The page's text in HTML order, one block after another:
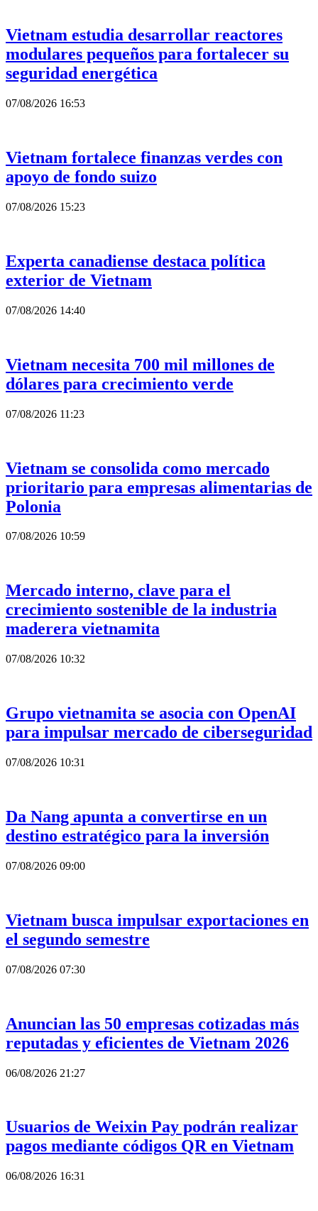
Vietnam estudia desarrollar reactores
modulares pequeños para fortalecer su
seguridad energética
07/08/2026 16:53
Vietnam fortalece finanzas verdes con
apoyo de fondo suizo
07/08/2026 15:23
Experta canadiense destaca política
exterior de Vietnam
07/08/2026 14:40
Vietnam necesita 700 mil millones de
dólares para crecimiento verde
07/08/2026 11:23
Vietnam se consolida como mercado
prioritario para empresas alimentarias de
Polonia
07/08/2026 10:59
Mercado interno, clave para el
crecimiento sostenible de la industria
maderera vietnamita
07/08/2026 10:32
Grupo vietnamita se asocia con OpenAI
para impulsar mercado de ciberseguridad
07/08/2026 10:31
Da Nang apunta a convertirse en un
destino estratégico para la inversión
07/08/2026 09:00
Vietnam busca impulsar exportaciones en
el segundo semestre
07/08/2026 07:30
Anuncian las 50 empresas cotizadas más
reputadas y eficientes de Vietnam 2026
06/08/2026 21:27
Usuarios de Weixin Pay podrán realizar
pagos mediante códigos QR en Vietnam
06/08/2026 16:31